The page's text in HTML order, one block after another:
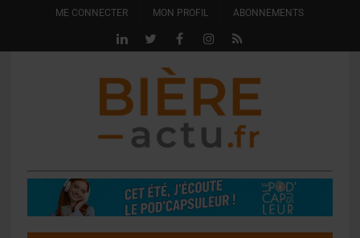
ME CONNECTER MON PROFIL ABONNEMENTS